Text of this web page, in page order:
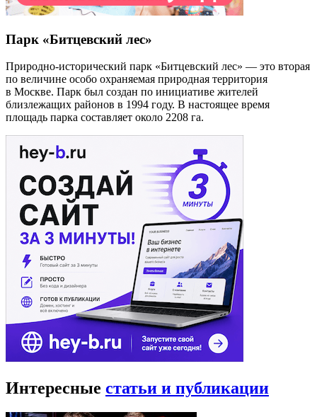
Парк «Битцевский лес»
Природно-исторический парк «Битцевский лес» — это вторая
по величине особо охраняемая природная территория
в Москве. Парк был создан по инициативе жителей
близлежащих районов в 1994 году. В настоящее время
площадь парка составляет около 2208 га.
Интересные статьи и публикации